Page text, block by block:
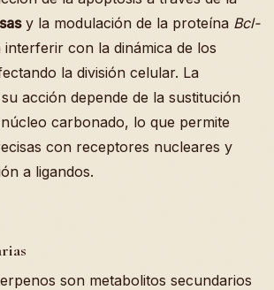
y la modulación de la proteína Bcl-
interferir con la dinámica de los
la división celular. La
acción depende de la sustitución
carbonado, lo que permite
con receptores nucleares y
a ligandos.
son metabolitos secundarios